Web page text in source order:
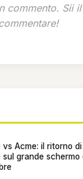
commento. Sii
vs Acme: il ritorno
sul grande schermo